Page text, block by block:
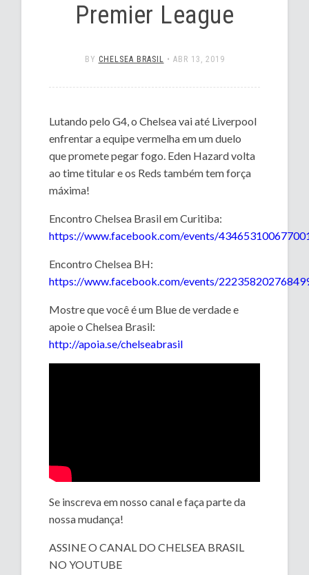
Premier League
BY CHELSEA BRASIL • ABR 13, 2019
Lutando pelo G4, o Chelsea vai até Liverpool
enfrentar a equipe vermelha em um duelo
que promete pegar fogo. Eden Hazard volta
ao time titular e os Reds também tem força
máxima!
Encontro Chelsea Brasil em Curitiba:
https://www.facebook.com/events/
Encontro Chelsea BH:
https://www.facebook.com/events/
Mostre que você é um Blue de verdade e
apoie o Chelsea Brasil:
http://apoia.se/chelseabrasil
Se inscreva em nosso canal e faça parte da
nossa mudança!
ASSINE O CANAL DO CHELSEA BRASIL
NO YOUTUBE